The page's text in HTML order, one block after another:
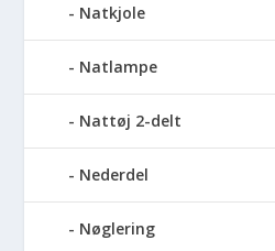
Natkjole
Natlampe
Nattøj 2-delt
Nederdel
Nøglering